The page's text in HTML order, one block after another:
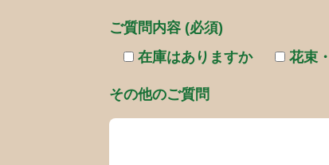
ご質問内容 (必須)
在庫はありますか
花束
その他のご質問